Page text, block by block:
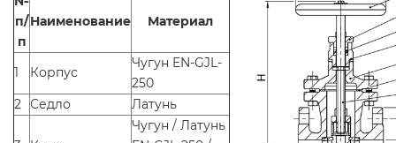
п/
п
Наименование Материал
1 Корпус
Чугун EN-GJL-
250
2 Седло Латунь
Чугун / Латунь